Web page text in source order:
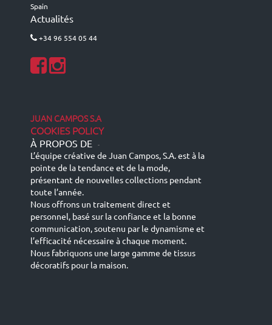
Spain
Actualités
+34 96 554 05 44
JUAN CAMPOS S.A
COOKIES POLICY
À PROPOS DE -
L’équipe créative de Juan Campos, S.A. est à la
pointe de la tendance et de la mode,
présentant de nouvelles collections pendant
toute l’année.
Nous offrons un traitement direct et
personnel, basé sur la confiance et la bonne
communication, soutenu par le dynamisme et
l’efficacité nécessaire à chaque moment.
Nous fabriquons une large gamme de tissus
décoratifs pour la maison.